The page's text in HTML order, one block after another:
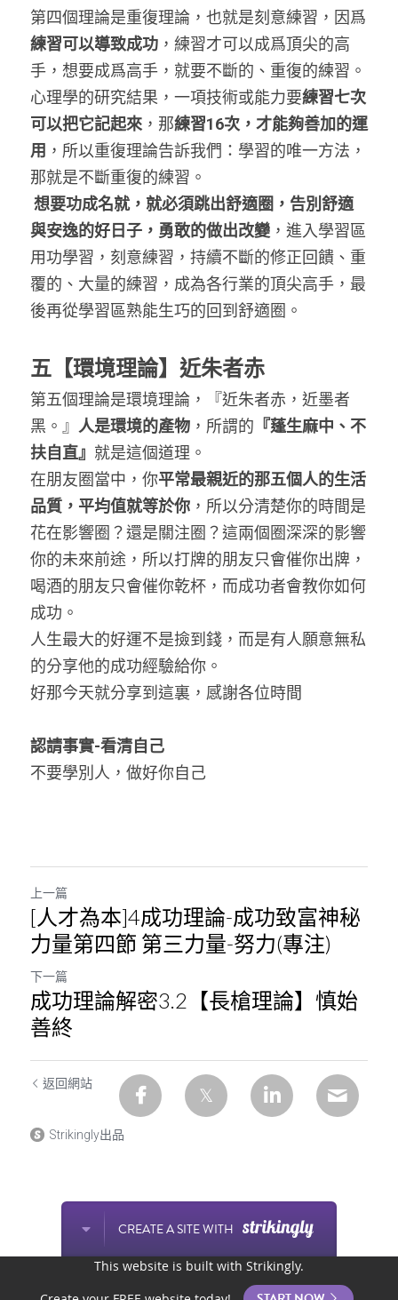
第四個理論是重復理論，也就是刻意練習，因爲
練習可以導致成功 ，練習才可以成爲頂尖的高
手，想要成爲高手，就要不斷的、重復的練習。
心理學的研究結果，一項技術或能力要練習七次
可以把它記起來 ，那練習16次，才能夠善加的運
用 ，所以重復理論告訴我們：學習的唯一方法，
那就是不斷重復的練習。
想要功成名就，就必須跳出舒適圈，告別舒適
與安逸的好日子，勇敢的做出改變 ，進入學習區
用功學習，刻意練習，持續不斷的修正回饋、重
覆的、大量的練習，成為各行業的頂尖高手，最
後再從學習區熟能生巧的回到舒適圈。
五【環境理論】近朱者赤
第五個理論是環境理論，『近朱者赤，近墨者
黑。』 人是環境的產物 ，所謂的 『蓬生麻中、不
扶自直』 就是這個道理。
在朋友圈當中，你平常最親近的那五個人的生活
品質，平均值就等於你 ，所以分清楚你的時間是
花在影響圈？還是關注圈？這兩個圈深深的影響
你的未來前途，所以打牌的朋友只會催你出牌，
喝酒的朋友只會催你乾杯，而成功者會教你如何
成功。
人生最大的好運不是撿到錢，而是有人願意無私
的分享他的成功經驗給你。
好那今天就分享到這裏，感謝各位時間
認請事實-看清自己
不要學別人，做好你自己
上一篇
[人才為本]4成功理論-成功致富神秘
力量第四節 第三力量-努力(專注)
下一篇
成功理論解密3.2【長槍理論】慎始
善終
返回網站
Strikingly出品
CREATE A SITE WITH
This website is built with Strikingly.